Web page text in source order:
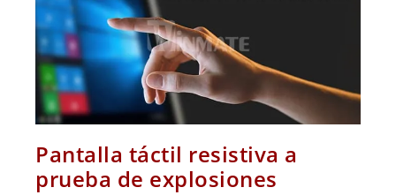
Pantalla táctil resistiva a
prueba de explosiones